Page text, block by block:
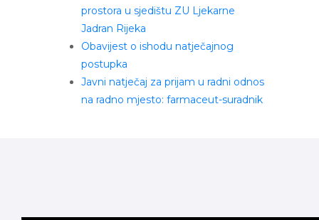
prostora u sjedištu ZU Ljekarne
Jadran Rijeka
Obavijest o ishodu natječajnog
postupka
Javni natječaj za prijam u radni odnos
na radno mjesto: farmaceut-suradnik